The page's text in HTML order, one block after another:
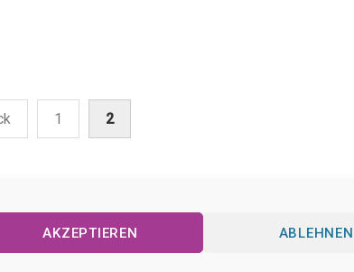
AKZEPTIEREN ABLEHNEN
1 2